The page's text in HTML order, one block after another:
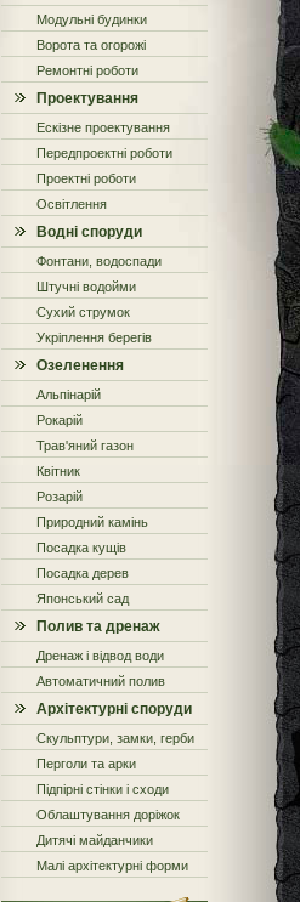
Модульні будинки
Ворота та огорожі
Ремонтні роботи
Проектування
Ескізне проектування
Передпроектні роботи
Проектні роботи
Освітлення
Водні споруди
Фонтани, водоспади
Штучні водойми
Сухий струмок
Укріплення берегів
Озеленення
Альпінарій
Рокарій
Трав'яний газон
Квітник
Розарій
Природний камінь
Посадка кущів
Посадка дерев
Японський сад
Полив та дренаж
Дренаж і відвод води
Автоматичний полив
Архітектурні споруди
Скульптури, замки, герби
Перголи та арки
Підпірні стінки і сходи
Облаштування доріжок
Дитячі майданчики
Малі архітектурні форми